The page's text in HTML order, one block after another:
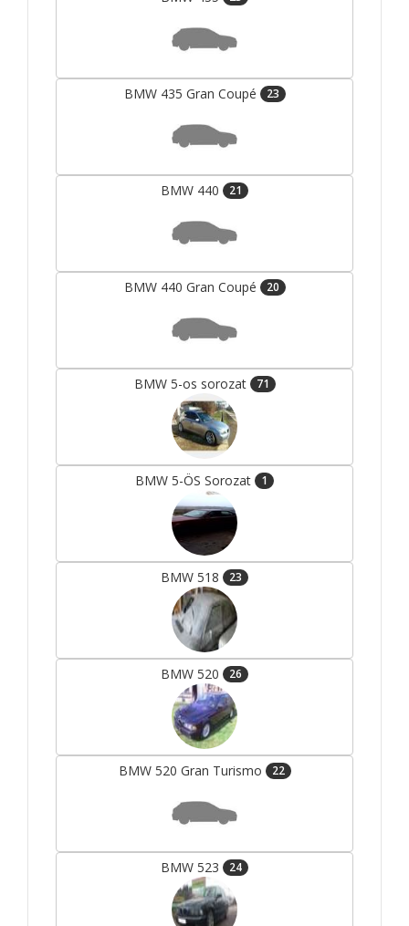
BMW 435 Gran Coupé 23
BMW 440 21
BMW 440 Gran Coupé 20
BMW 5-os sorozat 71
BMW 5-ÖS Sorozat 1
BMW 518 23
BMW 520 26
BMW 520 Gran Turismo 22
BMW 523 24